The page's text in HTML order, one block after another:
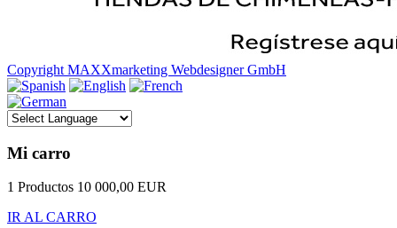
Copyright MAXXmarketing Webdesigner GmbH
Mi carro
1 Productos 10 000,00 EUR
IR AL CARRO